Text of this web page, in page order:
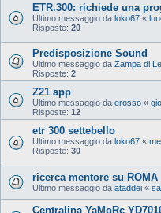
ETR.300: richiede una
Ultimo messaggio da loko67 «
Risposte: 20
Predisposizione Sound
Ultimo messaggio da Zampa di
Risposte: 2
Z21 app
Ultimo messaggio da erosso «
Risposte: 12
etr 300 settebello
Ultimo messaggio da loko67 «
Risposte: 30
ricerca mentore su ROMA
Ultimo messaggio da ataddei «
Centralina YaMoRc